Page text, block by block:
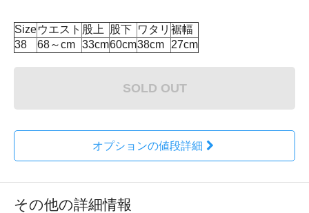
Sizeウエスト 股上 股下 ワタリ 裾幅
38
68～cm 33cm60cm38cm 27cm
SOLD OUT
オプションの値段詳細
その他の詳細情報